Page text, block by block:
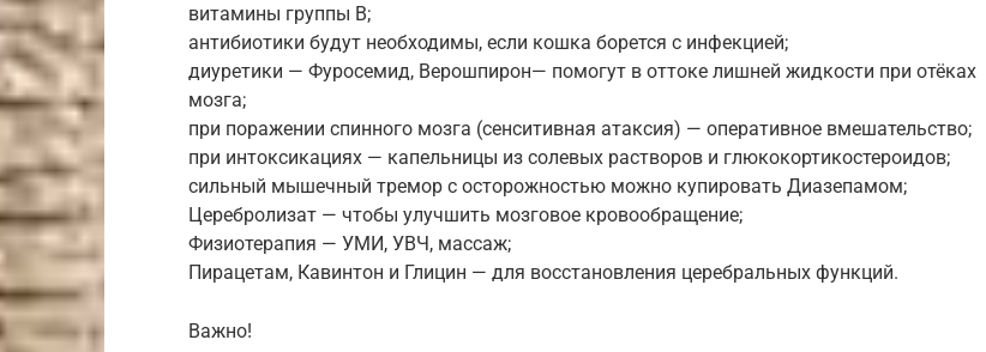
витамины группы В;
антибиотики будут необходимы, если кошка борется с инфекцией;
диуретики — Фуросемид, Верошпирон— помогут в оттоке лишней жидкости при отёках
мозга;
при поражении спинного мозга (сенситивная атаксия) — оперативное вмешательство;
при интоксикациях — капельницы из солевых растворов и глюкокортикостероидов;
сильный мышечный тремор с осторожностью можно купировать Диазепамом;
Церебролизат — чтобы улучшить мозговое кровообращение;
Физиотерапия — УМИ, УВЧ, массаж;
Пирацетам, Кавинтон и Глицин — для восстановления церебральных функций.
Важно!